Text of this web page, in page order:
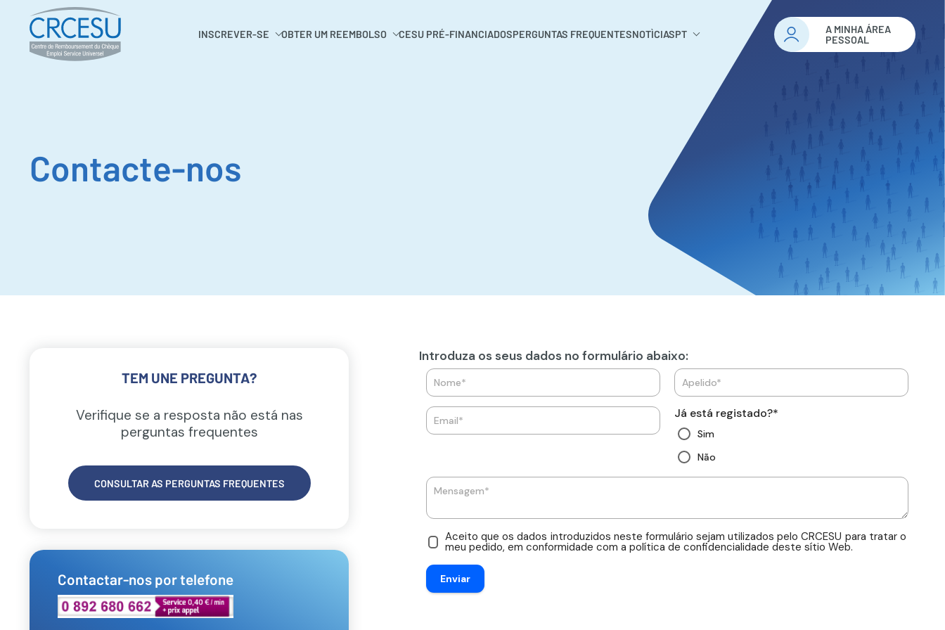
INSCREVER-SE OBTER UM REEMBOLSO CESU PRÉ-FINANCIADOSPERGUNTAS FREQUENTESNOTÌCIASPT
A MINHA ÁREA
PESSOAL
Contacte-nos
TEM UNE PREGUNTA?
Verifique se a resposta não está nas
perguntas frequentes
CONSULTAR AS PERGUNTAS FREQUENTES
Contactar-nos por telefone
Introduza os seus dados no formulário abaixo:
Já está registado?*
Sim
Não
Aceito que os dados introduzidos neste formulário sejam utilizados pelo CRCESU para tratar o
meu pedido, em conformidade com a política de confidencialidade deste sítio Web.
Enviar